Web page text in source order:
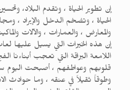
إن تطوير الحياة ، وتقدم البلاد،
الحياة ، وتضخم الدخل والإيراد ،
والمعارض ، والعمارات ، والآلات
إن هذه الخيرات التي يسيل عليها
اللامعة البراقة التي تعجب أبناءنا
قلوبهم وعواطفهم ، أصبحت اليوم
وطوقاً ثقيلاً في عنقه ، وما حوادث